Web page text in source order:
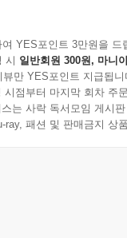
should sit with us
thro’ life, that the
tulip, or the wing of
of very bad
coat, or a pair of
this the house
YES포인트 3만원을 드
시 일반회원 300원, 마니
만 YES포인트 지급됩니
시점부터 마지막 회차 주
는 사락 독서모임 게시
ray, 패션 및 판매금지 상